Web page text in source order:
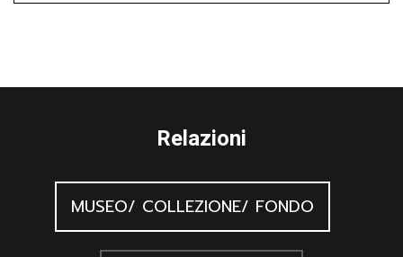
Relazioni
MUSEO/ COLLEZIONE/ FONDO